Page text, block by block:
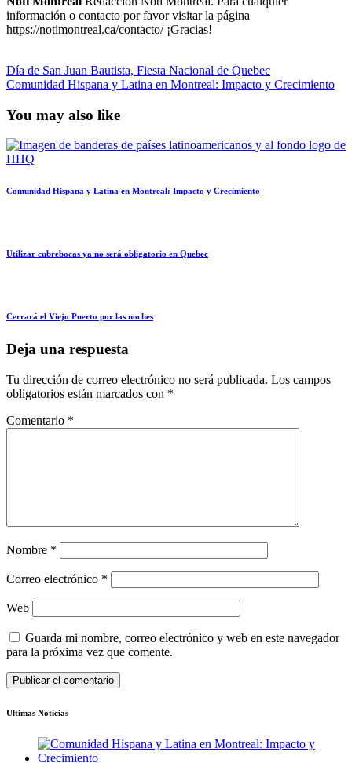
información o contacto por favor visitar la página
https://notimontreal.ca/contacto/ ¡Gracias!
Día de San Juan Bautista, Fiesta Nacional de Quebec
Comunidad Hispana y Latina en Montreal: Impacto y Crecimiento
You may also like
Comunidad Hispana y Latina en Montreal: Impacto y Crecimiento
Utilizar cubrebocas ya no será obligatorio en Quebec
Cerrará el Viejo Puerto por las noches
Deja una respuesta
Tu dirección de correo electrónico no será publicada. Los campos
obligatorios están marcados con *
Comentario *
Nombre *
Correo electrónico *
Web
Guarda mi nombre, correo electrónico y web en este navegador
para la próxima vez que comente.
Ultimas Noticias